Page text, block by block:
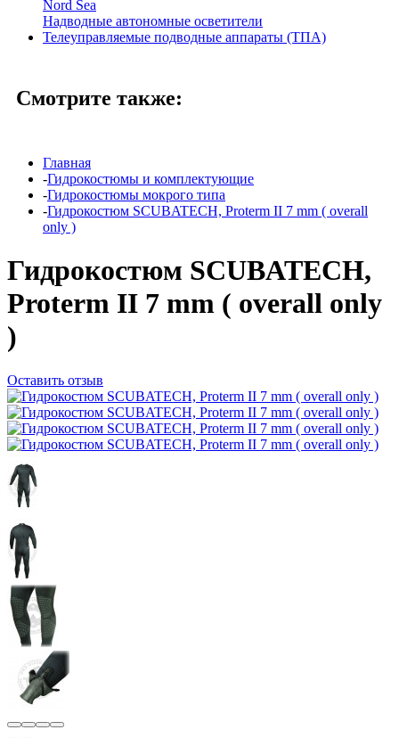
Nord Sea
Надводные автономные осветители
Телеуправляемые подводные аппараты (ТПА)
Смотрите также:
Главная
-Гидрокостюмы и комплектующие
-Гидрокостюмы мокрого типа
-Гидрокостюм SCUBATECH, Proterm II 7 mm ( overall
only )
Гидрокостюм SCUBATECH,
Proterm II 7 mm ( overall only
)
Оставить отзыв